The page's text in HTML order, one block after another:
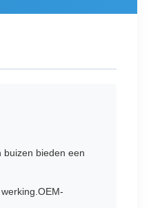
buizen bieden een